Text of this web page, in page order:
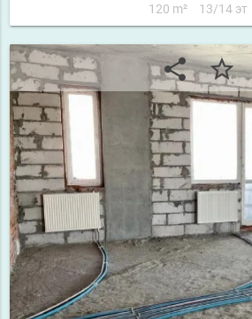
120 m² 13/14 эт
share star_border